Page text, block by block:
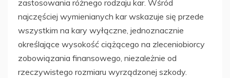
zastosowania różnego rodzaju kar. Wśród
najczęściej wymienianych kar wskazuje się przede
wszystkim na kary wyłączne, jednoznacznie
określające wysokość ciążącego na zleceniobiorcy
zobowiązania finansowego, niezależnie od
rzeczywistego rozmiaru wyrządzonej szkody.